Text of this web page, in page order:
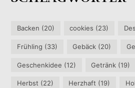
Backen (20) cookies (23)
Frühling (33) Gebäck (20)
Geschenkidee (12) Getränk (19)
Herbst (22) Herzhaft (19)